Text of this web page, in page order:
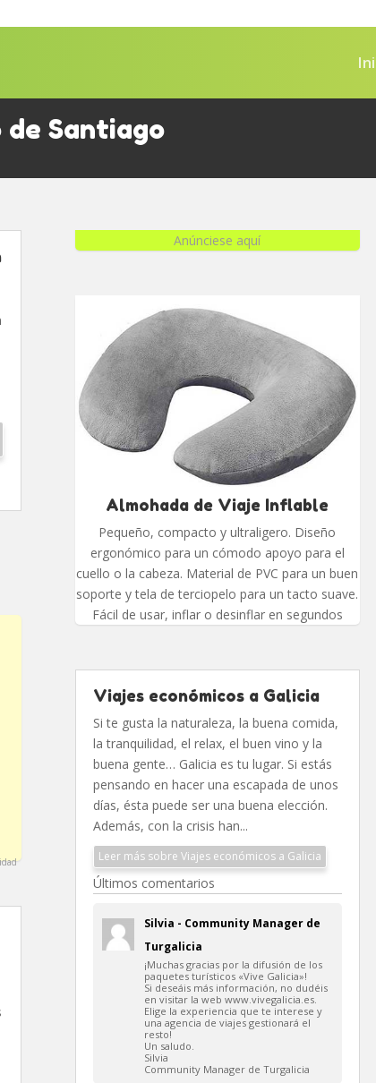
de Santiago
Anúnciese aquí
Almohada de Viaje Inflable
Pequeño, compacto y ultraligero. Diseño
ergonómico para un cómodo apoyo para el
cuello o la cabeza. Material de PVC para un buen
soporte y tela de terciopelo para un tacto suave.
Fácil de usar, inflar o desinflar en segundos
Viajes económicos a Galicia
Si te gusta la naturaleza, la buena comida,
la tranquilidad, el relax, el buen vino y la
buena gente… Galicia es tu lugar. Si estás
pensando en hacer una escapada de unos
días, ésta puede ser una buena elección.
Además, con la crisis han...
Leer más sobre Viajes económicos a Galicia
Últimos comentarios
Silvia - Community Manager de
Turgalicia
¡Muchas gracias por la difusión de los
paquetes turísticos «Vive Galicia»!
Si deseáis más información, no dudéis
en visitar la web www.vivegalicia.es.
Elige la experiencia que te interese y
una agencia de viajes gestionará el
resto!
Un saludo.
Silvia
Community Manager de Turgalicia